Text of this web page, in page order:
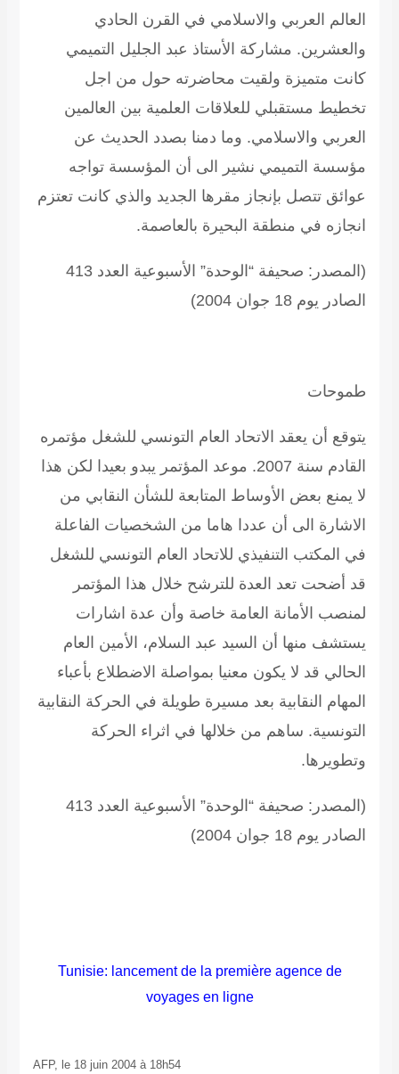
العالم العربي والاسلامي في القرن الحادي
والعشرين. مشاركة الأستاذ عبد الجليل التميمي
كانت متميزة ولقيت محاضرته حول من اجل
تخطيط مستقبلي للعلاقات العلمية بين العالمين
العربي والاسلامي. وما دمنا بصدد الحديث عن
مؤسسة التميمي نشير الى أن المؤسسة تواجه
عوائق تتصل بإنجاز مقرها الجديد والذي كانت تعتزم
انجازه في منطقة البحيرة بالعاصمة.
(المصدر: صحيفة “الوحدة” الأسبوعية العدد 413
الصادر يوم 18 جوان 2004)
طموحات
يتوقع أن يعقد الاتحاد العام التونسي للشغل مؤتمره
القادم سنة 2007. موعد المؤتمر يبدو بعيدا لكن هذا
لا يمنع بعض الأوساط المتابعة للشأن النقابي من
الاشارة الى أن عددا هاما من الشخصيات الفاعلة
في المكتب التنفيذي للاتحاد العام التونسي للشغل
قد أضحت تعد العدة للترشح خلال هذا المؤتمر
لمنصب الأمانة العامة خاصة وأن عدة اشارات
يستشف منها أن السيد عبد السلام، الأمين العام
الحالي قد لا يكون معنيا بمواصلة الاضطلاع بأعباء
المهام النقابية بعد مسيرة طويلة في الحركة النقابية
التونسية. ساهم من خلالها في اثراء الحركة
وتطويرها.
(المصدر: صحيفة “الوحدة” الأسبوعية العدد 413
الصادر يوم 18 جوان 2004)
Tunisie: lancement de la première agence de
voyages en ligne
AFP, le 18 juin 2004 à 18h54